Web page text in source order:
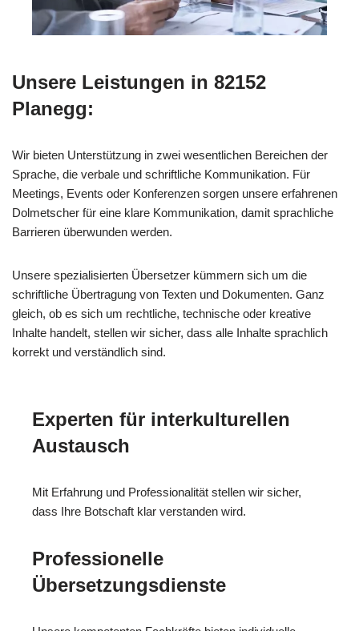
Unsere Leistungen in 82152
Planegg:
Wir bieten Unterstützung in zwei wesentlichen Bereichen der
Sprache, die verbale und schriftliche Kommunikation. Für
Meetings, Events oder Konferenzen sorgen unsere erfahrenen
Dolmetscher für eine klare Kommunikation, damit sprachliche
Barrieren überwunden werden.
Unsere spezialisierten Übersetzer kümmern sich um die
schriftliche Übertragung von Texten und Dokumenten. Ganz
gleich, ob es sich um rechtliche, technische oder kreative
Inhalte handelt, stellen wir sicher, dass alle Inhalte sprachlich
korrekt und verständlich sind.
Experten für interkulturellen
Austausch
Mit Erfahrung und Professionalität stellen wir sicher,
dass Ihre Botschaft klar verstanden wird.
Professionelle
Übersetzungsdienste